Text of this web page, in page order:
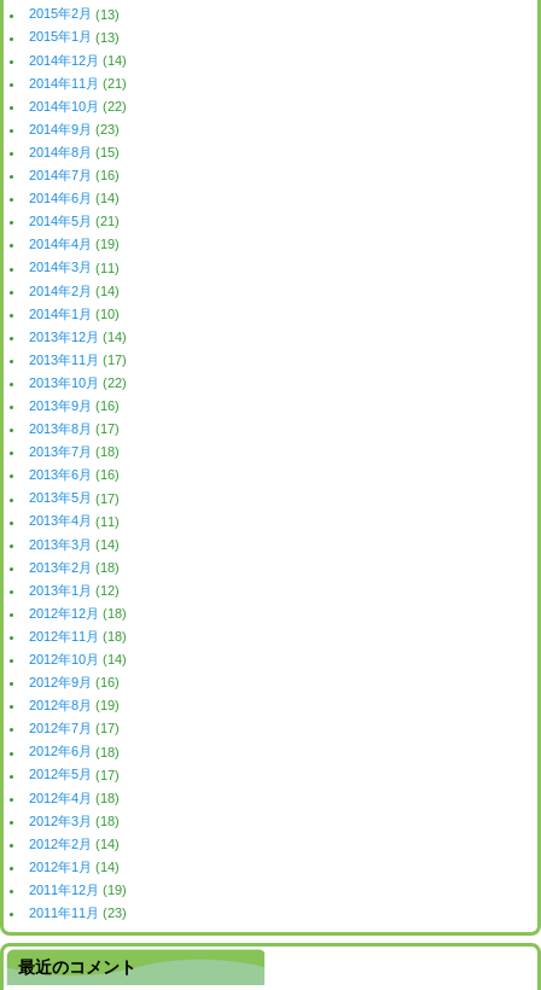
2015年2月 (13)
2015年1月 (13)
2014年12月 (14)
2014年11月 (21)
2014年10月 (22)
2014年9月 (23)
2014年8月 (15)
2014年7月 (16)
2014年6月 (14)
2014年5月 (21)
2014年4月 (19)
2014年3月 (11)
2014年2月 (14)
2014年1月 (10)
2013年12月 (14)
2013年11月 (17)
2013年10月 (22)
2013年9月 (16)
2013年8月 (17)
2013年7月 (18)
2013年6月 (16)
2013年5月 (17)
2013年4月 (11)
2013年3月 (14)
2013年2月 (18)
2013年1月 (12)
2012年12月 (18)
2012年11月 (18)
2012年10月 (14)
2012年9月 (16)
2012年8月 (19)
2012年7月 (17)
2012年6月 (18)
2012年5月 (17)
2012年4月 (18)
2012年3月 (18)
2012年2月 (14)
2012年1月 (14)
2011年12月 (19)
2011年11月 (23)
最近のコメント